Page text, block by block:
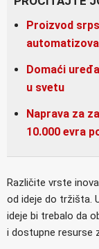
Proizvod
Domaći
u svetu
Naprava za
10.000 evra
Različite vrste
od ideje do tržišta.
ideje bi trebalo da
i dostupne resurse